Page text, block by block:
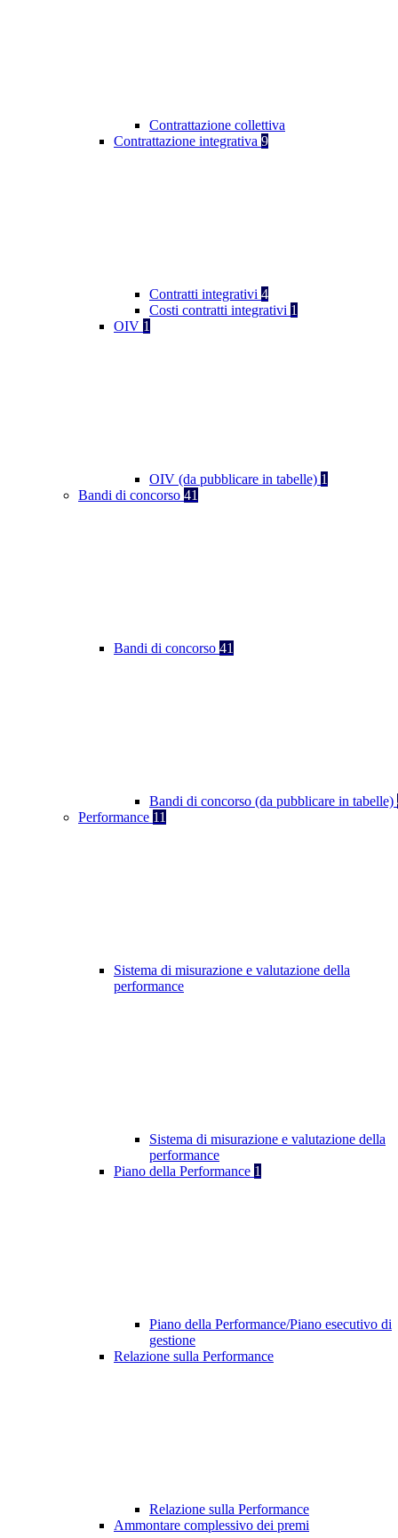
Contrattazione collettiva
Contrattazione integrativa 9
Contratti integrativi 4
Costi contratti integrativi 1
OIV 1
OIV (da pubblicare in tabelle) 1
Bandi di concorso 41
Bandi di concorso 41
Bandi di concorso (da pubblicare in tabelle)
Performance 11
Sistema di misurazione e valutazione della
performance
Sistema di misurazione e valutazione della
performance
Piano della Performance 1
Piano della Performance/Piano esecutivo di
gestione
Relazione sulla Performance
Relazione sulla Performance
Ammontare complessivo dei premi